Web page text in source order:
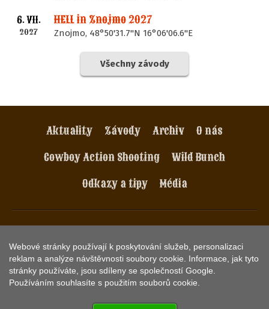
6. VII.
2027
HELL in Znojmo 2027
Znojmo, 48°50'31.7"N 16°06'06.6"E
Všechny závody
Aktuality Závody Archiv
O nás
Cowboy Action Shooting
Wild Bunch
Odkazy a tipy
Média
nám. 2. Praha 3, e-mail:info@aws-czech.cz.
© 2018 AWS Czech, vývoj a provoz webuKETNET s.r.o.
Informace o zpracování osobních údajů naleznete
Webové stránky používají k poskytování služeb, personalizaci
reklam a analýze návštěvnosti soubory cookie. Informace, jak tyto
stránky používáte, jsou sdíleny se společností Google.
Používáním souhlasíte s použitím souborů cookie.